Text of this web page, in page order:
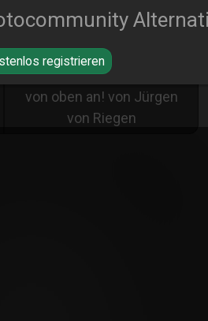
registrieren
Ich schau mir die Welt
von oben an! von Jürgen
von Riegen